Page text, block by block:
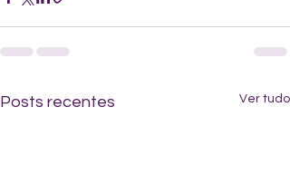
Posts recentes Ver tudo